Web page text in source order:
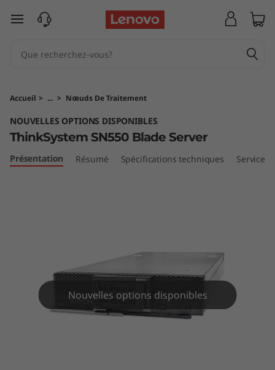
T
n
k
y
passer au contenu principal
Accueil > ... > Nœuds De Traitement
NOUVELLES OPTIONS DISPONIBLES
ThinkSystem SN550 Blade Server
Présentation Résumé Spécifications techniques Services
Nouvelles options disponibles